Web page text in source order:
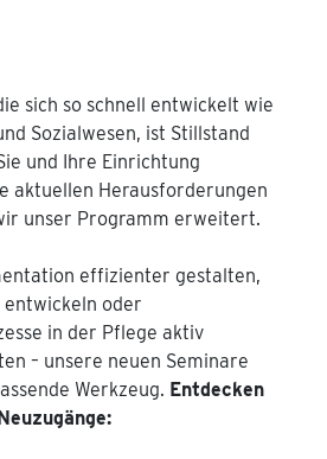
sich so schnell entwickelt wie
Sozialwesen, ist Stillstand
und Ihre Einrichtung
aktuellen Herausforderungen
unser Programm erweitert.
effizienter gestalten,
entwickeln oder
in der Pflege aktiv
– unsere neuen Seminare
Werkzeug. Entdecken